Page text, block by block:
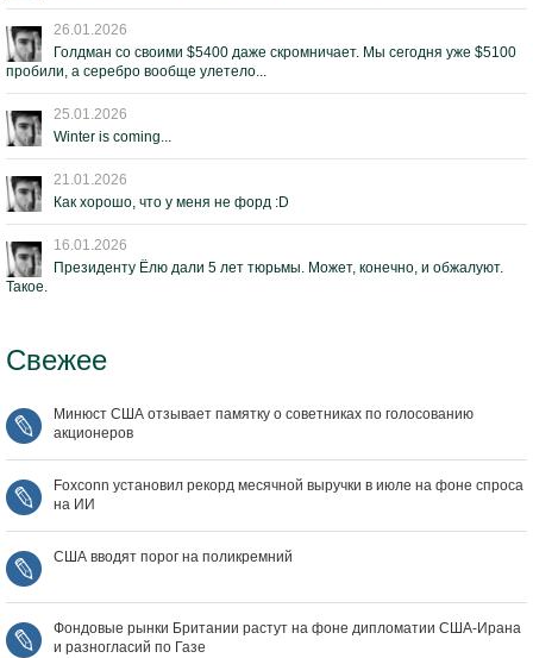
26.01.2026
Голдман со своими $5400 даже скромничает. Мы сегодня уже $5100
пробили, а серебро вообще улетело...
25.01.2026
Winter is coming...
21.01.2026
Как хорошо, что у меня не форд :D
16.01.2026
Президенту Ёлю дали 5 лет тюрьмы. Может, конечно, и обжалуют.
Такое.
Свежее
Минюст США отзывает памятку о советниках по голосованию
акционеров
Foxconn установил рекорд месячной выручки в июле на фоне спроса
на ИИ
США вводят порог на поликремний
Фондовые рынки Британии растут на фоне дипломатии США‑Ирана
и разногласий по Газе